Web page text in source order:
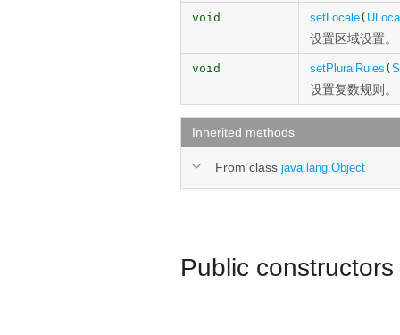
void setLocale(
设置区域设置。
void setPluralRules (
设置复数规则。
Inherited methods
From class java.lang.Object
Public constructors